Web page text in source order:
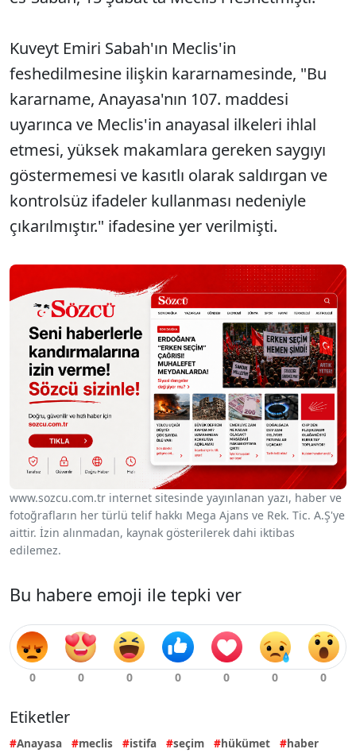
Kuveyt Emiri Sabah'ın Meclis'in
feshedilmesine ilişkin kararnamesinde, "Bu
kararname, Anayasa'nın 107. maddesi
uyarınca ve Meclis'in anayasal ilkeleri ihlal
etmesi, yüksek makamlara gereken saygıyı
göstermemesi ve kasıtlı olarak saldırgan ve
kontrolsüz ifadeler kullanması nedeniyle
çıkarılmıştır." ifadesine yer verilmişti.
www.sozcu.com.tr internet sitesinde yayınlanan yazı, haber ve
fotoğrafların her türlü telif hakkı Mega Ajans ve Rek. Tic. A.Ş'ye
aittir. İzin alınmadan, kaynak gösterilerek dahi iktibas
edilemez.
Bu habere emoji ile tepki ver
Etiketler
Anayasa meclis istifa seçim hükümet
haber